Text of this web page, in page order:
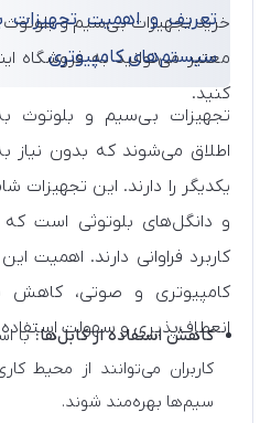
خرید تجهیزات بی‌سیم و بلوتوث
معتبر می‌توانید به فروشگاه
کنید.
تعریف و اهمیت تجهیزات
سیستم‌های کامپیوتری
تجهیزات بی‌سیم و بلوتوث
اطلاق می‌شوند که بدون نیاز
یکدیگر را دارند. این تجهیزات
و دانگل‌های بلوتوثی است که
کاربرد فراوانی دارند. اهمیت
کامپیوتری و صوتی، کاهش
انعطاف‌پذیری و سهولت
کاهش استفاده از کابل‌ها:با
کاربران می‌توانند از محیط
سیم‌ها بهره‌مند شوند.